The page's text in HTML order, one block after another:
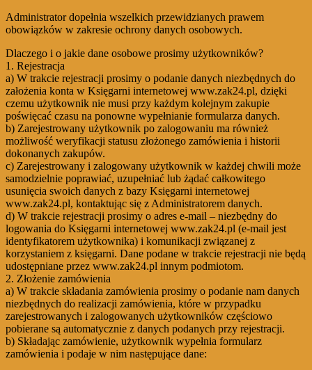
Administrator dopełnia wszelkich przewidzianych prawem
obowiązków w zakresie ochrony danych osobowych.
Dlaczego i o jakie dane osobowe prosimy użytkowników?
1. Rejestracja
a) W trakcie rejestracji prosimy o podanie danych niezbędnych do
założenia konta w Księgarni internetowej www.zak24.pl, dzięki
czemu użytkownik nie musi przy każdym kolejnym zakupie
poświęcać czasu na ponowne wypełnianie formularza danych.
b) Zarejestrowany użytkownik po zalogowaniu ma również
możliwość weryfikacji statusu złożonego zamówienia i historii
dokonanych zakupów.
c) Zarejestrowany i zalogowany użytkownik w każdej chwili może
samodzielnie poprawiać, uzupełniać lub żądać całkowitego
usunięcia swoich danych z bazy Księgarni internetowej
www.zak24.pl, kontaktując się z Administratorem danych.
d) W trakcie rejestracji prosimy o adres e-mail – niezbędny do
logowania do Księgarni internetowej www.zak24.pl (e-mail jest
identyfikatorem użytkownika) i komunikacji związanej z
korzystaniem z księgarni. Dane podane w trakcie rejestracji nie będą
udostępniane przez www.zak24.pl innym podmiotom.
2. Złożenie zamówienia
a) W trakcie składania zamówienia prosimy o podanie nam danych
niezbędnych do realizacji zamówienia, które w przypadku
zarejestrowanych i zalogowanych użytkowników częściowo
pobierane są automatycznie z danych podanych przy rejestracji.
b) Składając zamówienie, użytkownik wypełnia formularz
zamówienia i podaje w nim następujące dane: